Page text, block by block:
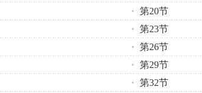
第20节
第23节
第26节
第29节
第32节